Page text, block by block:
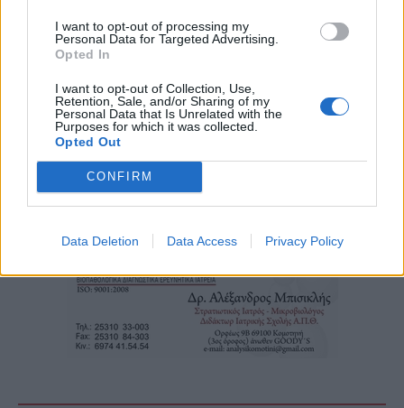
I want to opt-out of processing my
Personal Data for Targeted Advertising.
Opted In
I want to opt-out of Collection, Use,
Retention, Sale, and/or Sharing of my
Personal Data that Is Unrelated with the
Purposes for which it was collected.
Opted Out
CONFIRM
Data Deletion Data Access Privacy Policy